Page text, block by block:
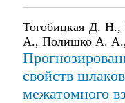
Тогобицкая Д.
А., Полишко А.
свойств
межатомного